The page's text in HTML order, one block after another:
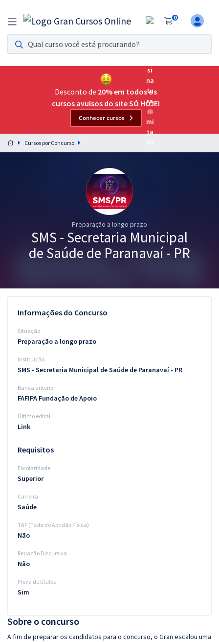
0
Assinatura Ilimitada 11
Acesso a todos os cursos. Teste grátis por 7 dias!
Assinatura OAB Até Passar
Acesso ilimitado a toda preparação para o Exame da
Preparação completa e intensiva para as principais
residências em saúde do Brasil
Graduação
Conteúdo gratuito
Blog
Desconto de 20% em todos os
cursos avulsos do site SÓ HOJE!
Conhecer cursos
Cursos por Concurso
Preparação a longo prazo
SMS - Secretaria Municipal
de Saúde de Paranavaí - PR
Sobre o concurso
A fim de preparar os candidatos para o concurso, o Gran escalou uma
Informações do Concurso
Situação
Preparação a longo prazo
Instituição
SMS - Secretaria Municipal de Saúde de Paranavaí - PR
Banca anterior
FAFIPA Fundação de Apoio
Último edital
Link
Requisitos
Escolaridade
Superior
Carreira
Saúde
TAF (Teste de Aptidão Física)
Não
Redação Discursiva
Não
Prova de títulos
Sim